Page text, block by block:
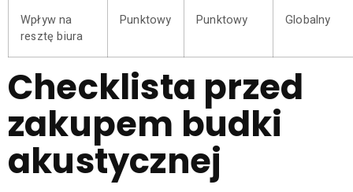
Wpływ na
resztę biura
Punktowy Punktowy Globalny
Checklista przed
zakupem budki
akustycznej